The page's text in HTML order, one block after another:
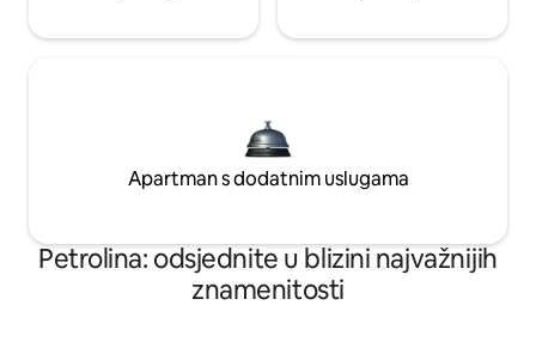
Apartman s dodatnim uslugama
Petrolina: odsjednite u blizini najvažnijih
znamenitosti